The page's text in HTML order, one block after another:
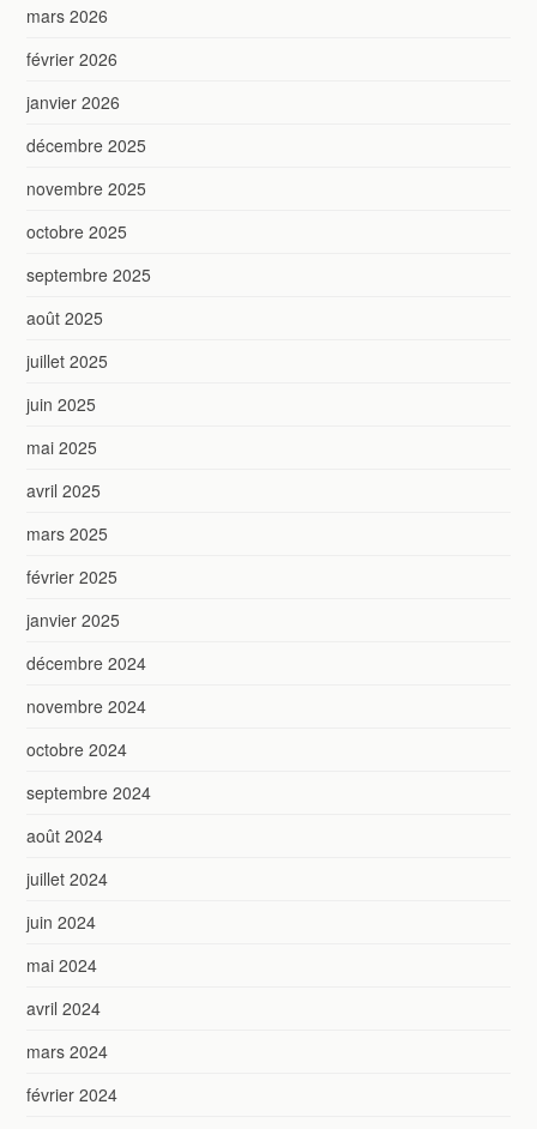
mars 2026
février 2026
janvier 2026
décembre 2025
novembre 2025
octobre 2025
septembre 2025
août 2025
juillet 2025
juin 2025
mai 2025
avril 2025
mars 2025
février 2025
janvier 2025
décembre 2024
novembre 2024
octobre 2024
septembre 2024
août 2024
juillet 2024
juin 2024
mai 2024
avril 2024
mars 2024
février 2024